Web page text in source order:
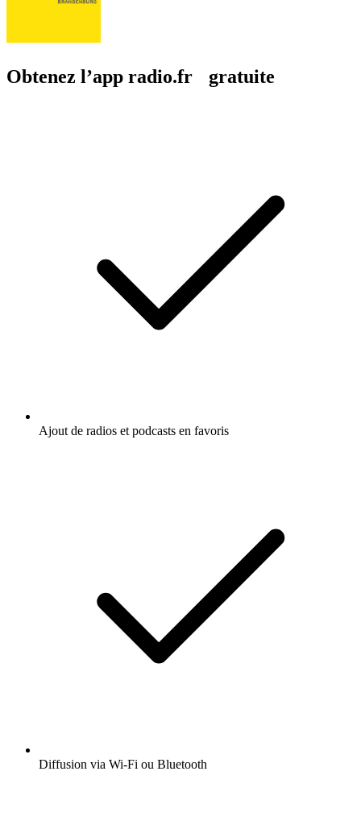
Obtenez l’app radio.fr gratuite
Ajout de radios et podcasts en favoris
Diffusion via Wi-Fi ou Bluetooth